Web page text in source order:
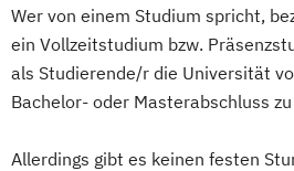
Wer von einem Studium spricht,
ein Vollzeitstudium bzw.
als Studierende/r die Universität
Bachelor- oder Masterabschluss
Allerdings gibt es keinen festen